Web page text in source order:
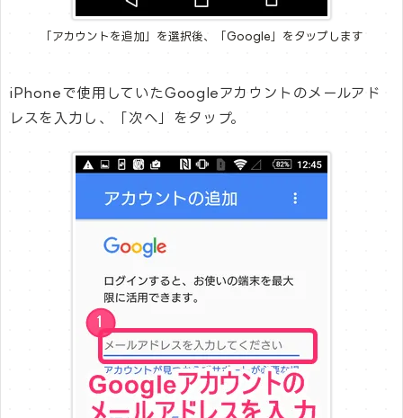
「アカウントを追加」を選択後、「Google」をタップします
iPhoneで使用していたGoogleアカウントのメールアド
レスを入力し、「次へ」をタップ。